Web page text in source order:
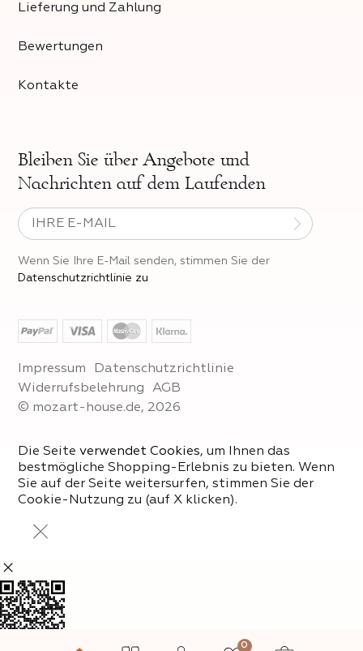
Lieferung und Zahlung
Bewertungen
Kontakte
Bleiben Sie über Angebote und
Nachrichten auf dem Laufenden
Wenn Sie Ihre E-Mail senden, stimmen Sie der
Datenschutzrichtlinie zu
© mozart-house.de, 2026
Impressum
Datenschutzrichtlinie
Widerrufsbelehrung
AGB
Die Seite verwendet Cookies, um Ihnen das
bestmögliche Shopping-Erlebnis zu bieten. Wenn
Sie auf der Seite weitersurfen, stimmen Sie der
Cookie-Nutzung zu (auf X klicken).
0